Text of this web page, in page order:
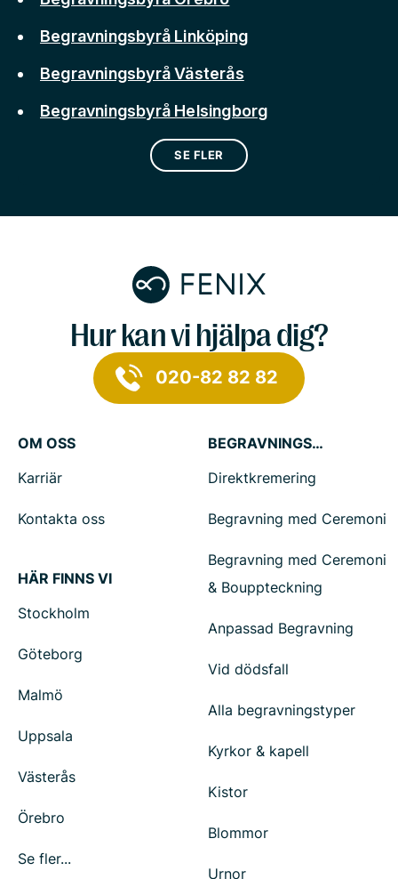
Begravningsbyrå Linköping
Begravningsbyrå Västerås
Begravningsbyrå Helsingborg
SE FLER
Hur kan vi hjälpa dig?
020-82 82 82
OM OSS
Karriär
Kontakta oss
HÄR FINNS VI
Stockholm
Göteborg
Malmö
Uppsala
Västerås
Örebro
Se fler...
BEGRAVNINGSTJÄNSTER
Direktkremering
Begravning med Ceremoni
Begravning med Ceremoni
& Bouppteckning
Anpassad Begravning
Vid dödsfall
Alla begravningstyper
Kyrkor & kapell
Kistor
Blommor
Urnor